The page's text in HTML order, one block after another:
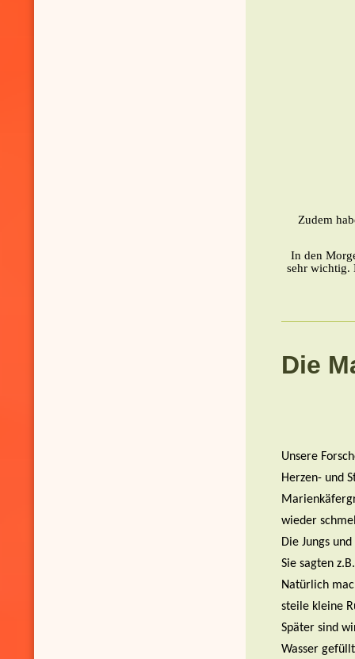
Zudem
In den
sehr wichtig.
Die
Unsere
Herzen- und
wieder
Die Jungs
Sie sagten
Natürlich
steile kleine
Später sind
Wasser